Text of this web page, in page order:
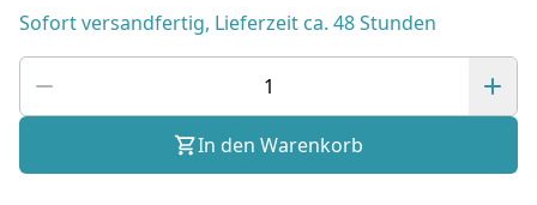
Sofort versandfertig, Lieferzeit ca. 48 Stunden
In den Warenkorb